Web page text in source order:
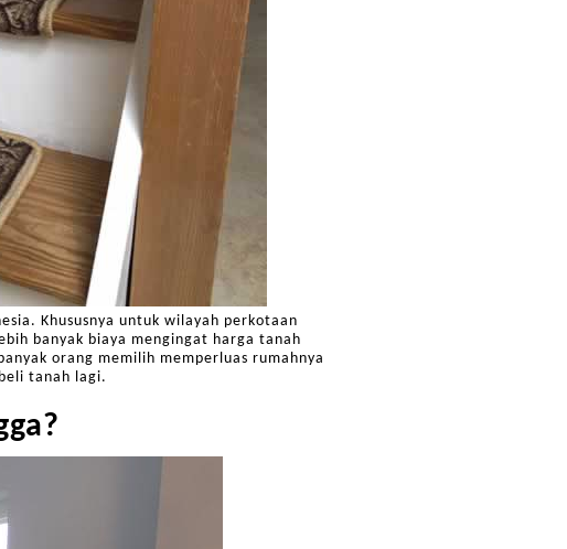
Khususnya untuk wilayah perkotaan
banyak biaya mengingat harga tanah
orang memilih memperluas rumahnya
tanah lagi.